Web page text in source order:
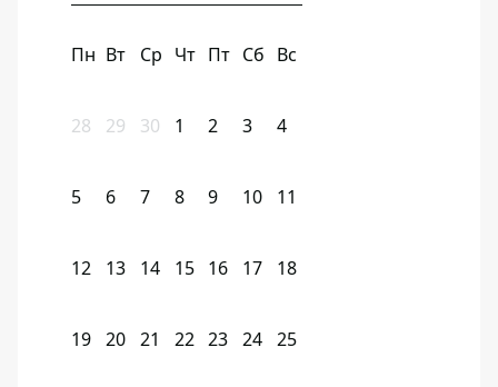
Пн Вт Ср Чт Пт Сб Вс
28 29 30 1 2 3 4
5 6 7 8 9 10 11
12 13 14 15 16 17 18
19 20 21 22 23 24 25